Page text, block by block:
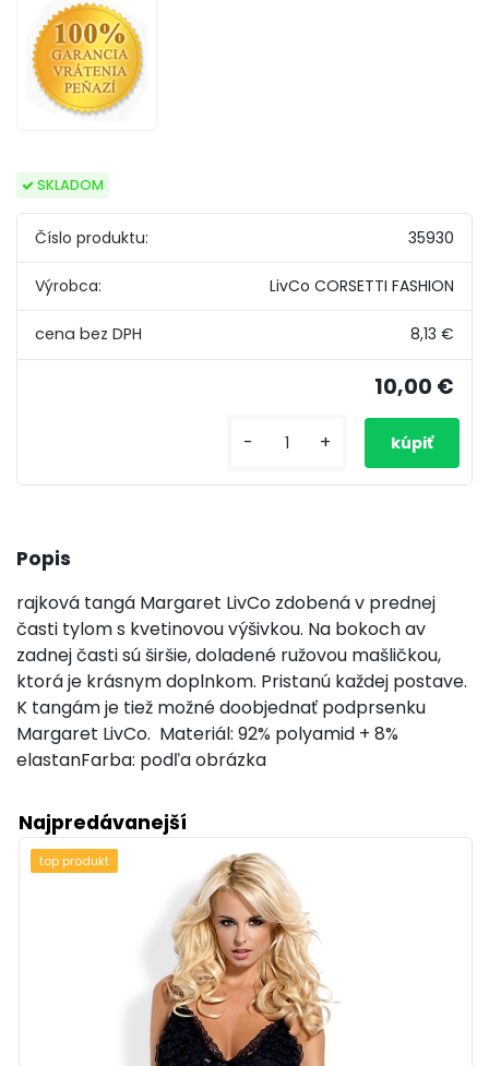
SKLADOM
Číslo produktu: 35930
Výrobca: LivCo CORSETTI FASHION
8,13 €
10,00 €
- +
Popis
rajková tangá Margaret LivCo zdobená v prednej
časti tylom s kvetinovou výšivkou. Na bokoch av
zadnej časti sú širšie, doladené ružovou mašličkou,
ktorá je krásnym doplnkom. Pristanú každej postave.
K tangám je tiež možné doobjednať podprsenku
Margaret LivCo. Materiál: 92% polyamid + 8%
elastanFarba: podľa obrázka
Najpredávanejší
top produkt